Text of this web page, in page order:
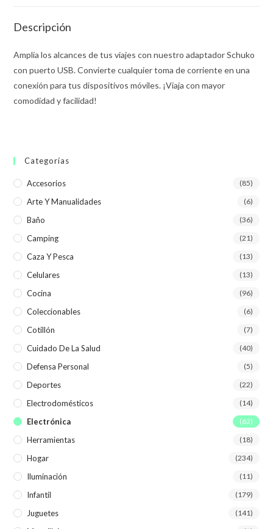
Descripción
Amplía los alcances de tus viajes con nuestro adaptador Schuko
con puerto USB. Convierte cualquier toma de corriente en una
conexión para tus dispositivos móviles. ¡Viaja con mayor
comodidad y facilidad!
Categorías
Accesorios (85)
Arte Y Manualidades (6)
Baño (36)
Camping (21)
Caza Y Pesca (13)
Celulares (13)
Cocina (96)
Coleccionables (6)
Cotillón (7)
Cuidado De La Salud (40)
Defensa Personal (5)
Deportes (22)
Electrodomésticos (14)
Electrónica (62)
Herramientas (18)
Hogar (234)
Iluminación (11)
Infantil (179)
Juguetes (141)